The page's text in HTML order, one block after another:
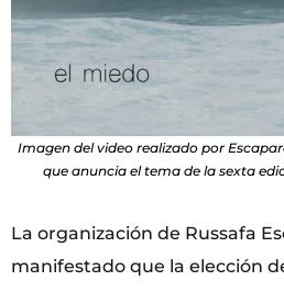
Imagen del video realizado por
que anuncia el tema de la sexta
La organización de Russafa
manifestado que la elección